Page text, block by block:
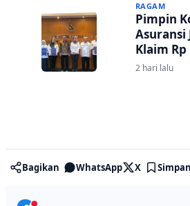
RAGAM
Pimpin
Asuransi
Klaim
kepada
2 hari lalu
Bagikan WhatsApp X Simpan